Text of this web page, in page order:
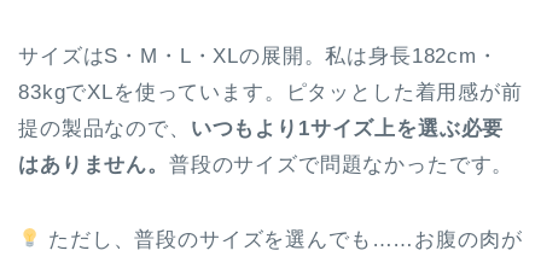
サイズはS・M・L・XLの展開。私は身長182cm・
83kgでXLを使っています。ピタッとした着用感が前
提の製品なので、 いつもより1サイズ上を選ぶ必要
はありません。 普段のサイズで問題なかったです。
ただし、普段のサイズを選んでも……お腹の肉が